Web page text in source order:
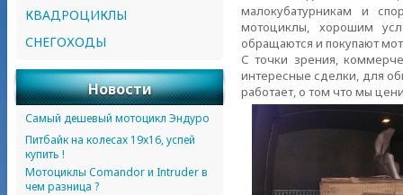
малокубатурникам и
мотоциклы, хорошим
обращаются и покупают
С точки зрения,
интересные сделки, для
работает, о том что мы
КВАДРОЦИКЛЫ
СНЕГОХОДЫ
Новости
Самый дешевый мотоцикл Эндуро
Питбайк на колесах 19х16, успей
купить !
Мотоциклы Comandor и Intruder в
чем разница ?